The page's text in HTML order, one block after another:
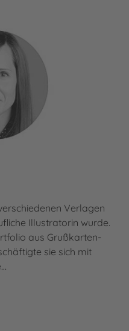
Verlagen
Illustratorin wurde.
aus Grußkarten-
sie sich mit